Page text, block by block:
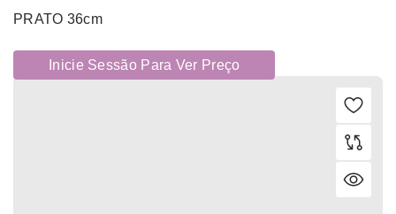
PRATO 36cm
Inicie Sessão Para Ver Preço